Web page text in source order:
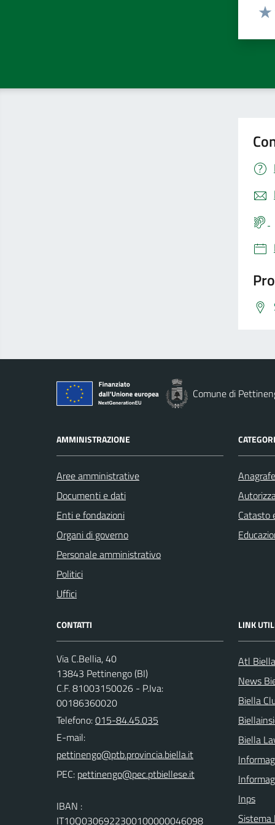
Comune di
AMMINISTRAZIONE
Aree amministrative
Documenti e dati
Enti e fondazioni
Organi di governo
Personale amministrativo
Politici
Uffici
Catasto
CONTATTI
Via C.Bellia, 40
13843 Pettinengo (BI)
C.F. 81003150026 - P.Iva:
00186360020
Telefono:015-84.45.035
E-mail:
PEC:
IBAN :
IT10Q0306922300100000046098
LINK
Atl Biella
News
Biella
Biella
Inps
Sistema